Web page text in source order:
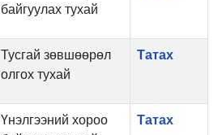
байгуулах тухай
Тусгай зөвшөөрөл
олгох тухай
Татах
Үнэлгээний хороо
Татах